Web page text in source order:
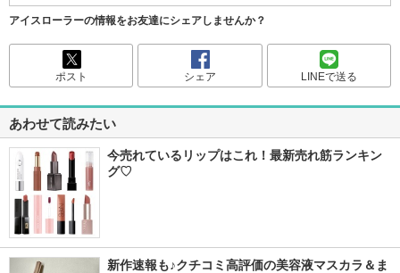
アイスローラーの情報をお友達にシェアしませんか？
ポスト シェア LINEで送る
あわせて読みたい
今売れているリップはこれ！最新売れ筋ランキン
グ♡
新作速報も♪クチコミ高評価の美容液マスカラ＆ま